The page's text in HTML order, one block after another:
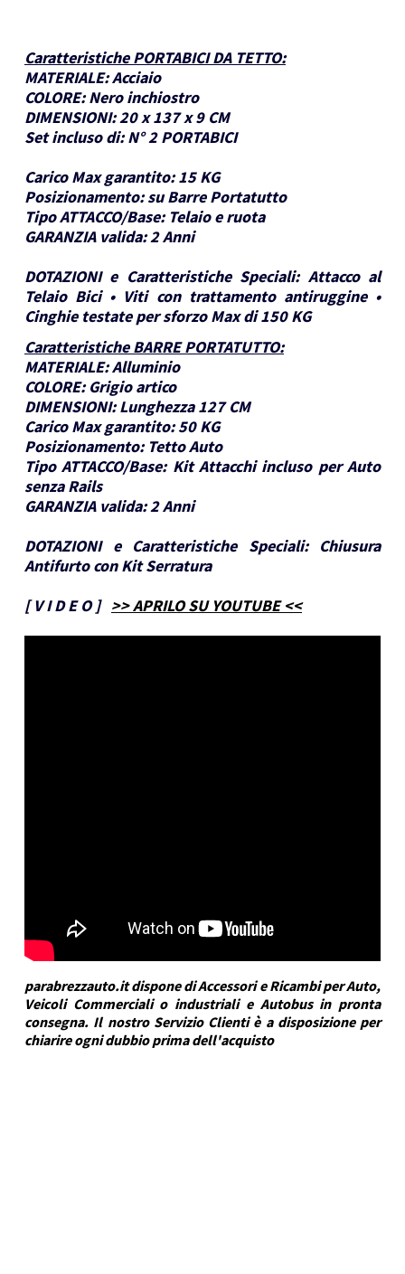
Caratteristiche PORTABICI DA TETTO:
MATERIALE:Acciaio
COLORE: Nero inchiostro
DIMENSIONI:20 x 137 x 9 CM
Set incluso di: N° 2 PORTABICI
Carico Max garantito: 15 KG
Posizionamento: su Barre Portatutto
Tipo ATTACCO/Base: Telaio e ruota
GARANZIA valida:2 Anni
DOTAZIONI e Caratteristiche Speciali: Attacco al
Telaio Bici • Viti con trattamento antiruggine •
Cinghie testate per sforzo Max di 150 KG
Caratteristiche BARRE PORTATUTTO:
MATERIALE:Alluminio
COLORE: Grigio artico
DIMENSIONI: Lunghezza 127 CM
Carico Max garantito: 50 KG
Posizionamento: Tetto Auto
Tipo ATTACCO/Base: Kit Attacchi incluso per Auto
senza Rails
GARANZIA valida:2 Anni
DOTAZIONI e Caratteristiche Speciali:
Chiusura
Antifurto con Kit Serratura
[V I D E O] >> APRILO SU YOUTUBE <<
parabrezzauto.it dispone di Accessori e Ricambi per Auto,
Veicoli Commerciali o industriali e Autobus in pronta
consegna. Il nostro Servizio Clienti è a disposizione per
chiarire ogni dubbio prima dell'acquisto